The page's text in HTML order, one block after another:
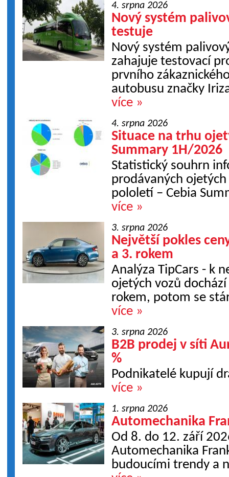
4. srpna 2026
Nový systém
testuje
Nový systém
zahajuje testovací
prvního
autobusu značky
více »
4. srpna 2026
Situace na trhu
Summary 1H/2026
Statistický souhrn
prodávaných
pololetí – Cebia
více »
3. srpna 2026
Největší pokles
a 3. rokem
Analýza TipCars - k
ojetých vozů
rokem, potom se
více »
3. srpna 2026
B2B prodej v síti
%
Podnikatelé kupují
více »
1. srpna 2026
Automechanika
Od 8. do 12. září
Automechanika
budoucími trendy a